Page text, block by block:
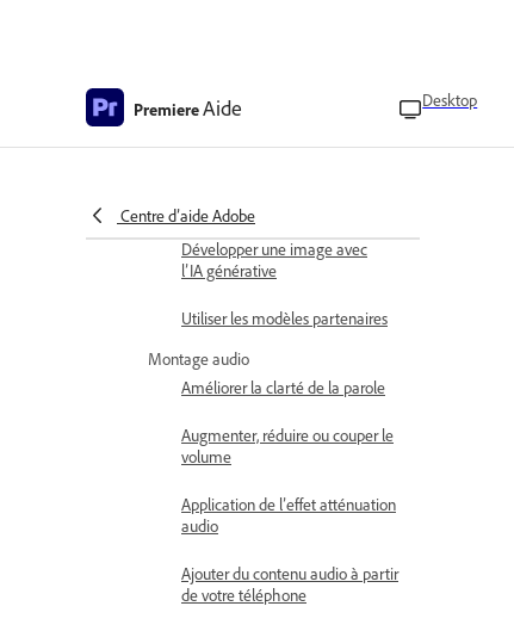
PremiereAide Desktop
Centre d’aide Adobe
Générer des autocollants
Création de l’image à la vidéo
Développer une image avec
l’IA générative
Utiliser les modèles partenaires
Montage audio
Améliorer la clarté de la parole
Augmenter, réduire ou couper le
volume
Application de l’effet atténuation
audio
Ajouter du contenu audio à partir
de votre téléphone